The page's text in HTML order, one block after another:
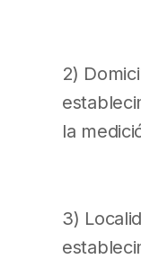
2)
la
3)